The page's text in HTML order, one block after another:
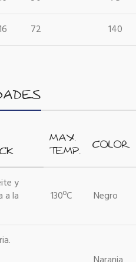
72 140
MAX.
TEMP.
COLOR
y
a la
130ºC Negro